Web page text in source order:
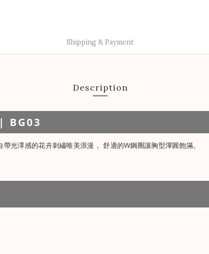
Shipping & Payment
Description
BG03
光澤感的花卉刺繡唯美浪漫， 舒適的W鋼圈讓胸型渾圓飽滿。